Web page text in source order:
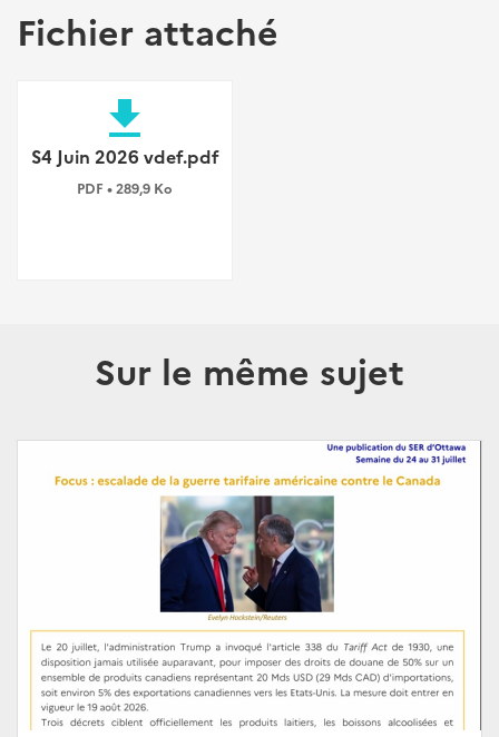
Fichier attaché
file_download
S4 Juin 2026 vdef.pdf
PDF • 289,9 Ko
Sur le même sujet